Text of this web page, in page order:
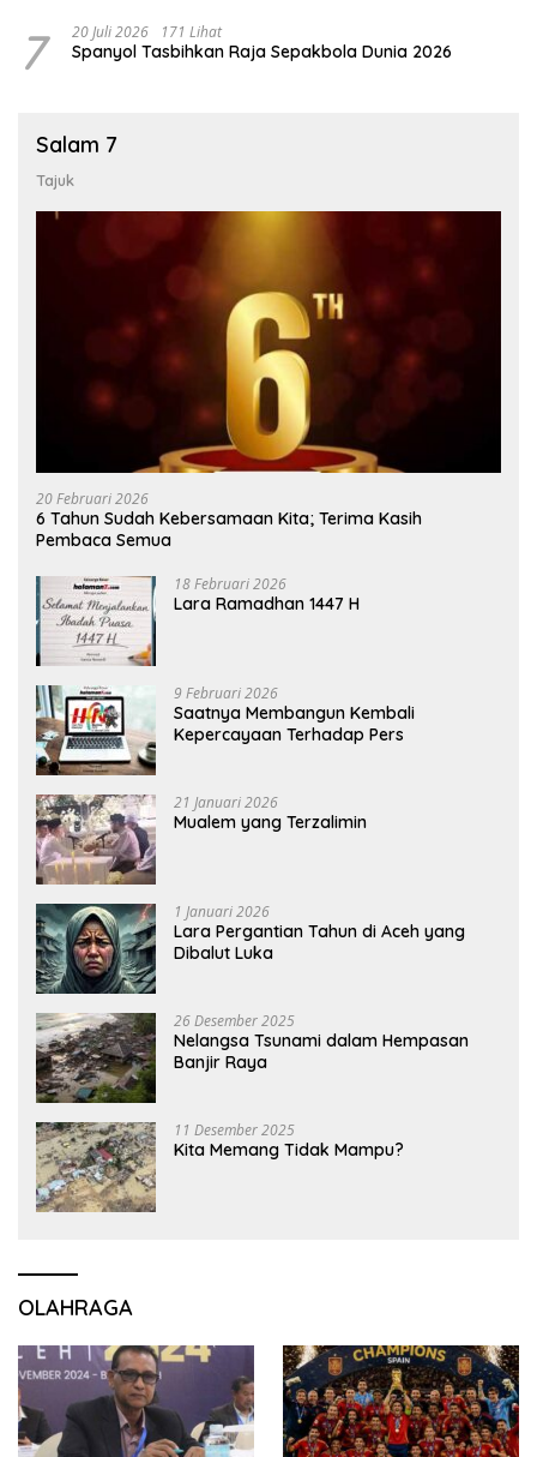
7 20 Juli 2026 171 Lihat
Spanyol Tasbihkan Raja Sepakbola Dunia 2026
Salam 7
Tajuk
20 Februari 2026
6 Tahun Sudah Kebersamaan Kita; Terima Kasih
Pembaca Semua
18 Februari 2026
Lara Ramadhan 1447 H
9 Februari 2026
Saatnya Membangun Kembali
Kepercayaan Terhadap Pers
21 Januari 2026
Mualem yang Terzalimin
1 Januari 2026
Lara Pergantian Tahun di Aceh yang
Dibalut Luka
26 Desember 2025
Nelangsa Tsunami dalam Hempasan
Banjir Raya
11 Desember 2025
Kita Memang Tidak Mampu?
OLAHRAGA